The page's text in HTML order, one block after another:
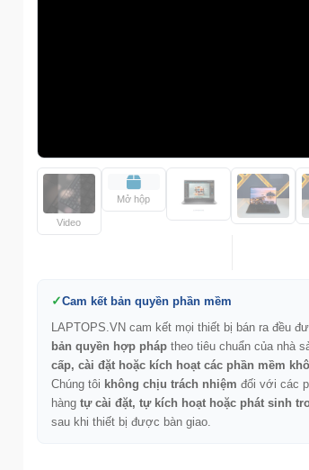
Video
Mở hộp
Cam kết bản quyền phần mềm
LAPTOPS.VN cam kết mọi thiết bị bán ra đều
bản quyền hợp pháptheo tiêu chuẩn của nhà
cấp, cài đặt hoặc kích hoạt các phần mềm
Chúng tôi không chịu trách nhiệm đối với các
hàng tự cài đặt, tự kích hoạt hoặc phát sinh
sau khi thiết bị được bàn giao.